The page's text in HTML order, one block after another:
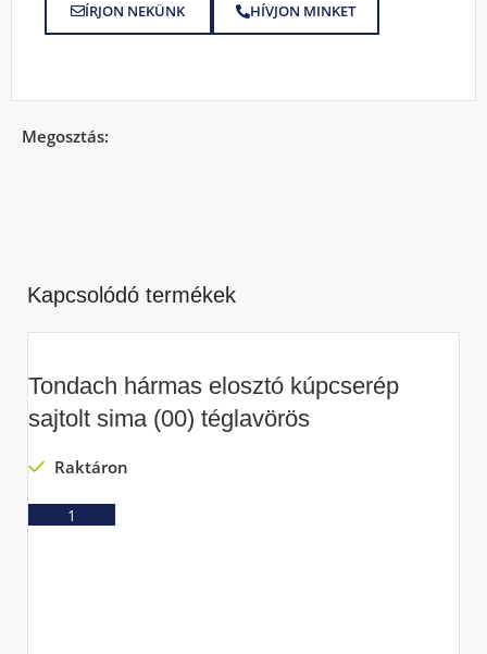
ÍRJON NEKÜNK HÍVJON MINKET
Megosztás:
Kapcsolódó termékek
Tondach hármas elosztó kúpcserép
sajtolt sima (00) téglavörös
Raktáron